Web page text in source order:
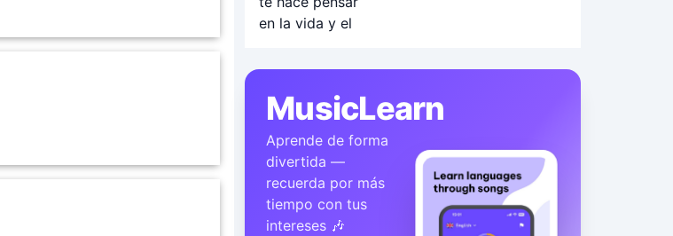
MusicLearn
Aprende de forma
divertida —
recuerda por más
tiempo con tus
intereses 🎶